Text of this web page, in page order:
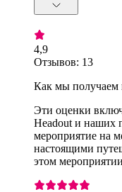
4,9
Отзывов: 13
Как мы получаем
Эти оценки
Headout и наших
мероприятие на
настоящими
этом